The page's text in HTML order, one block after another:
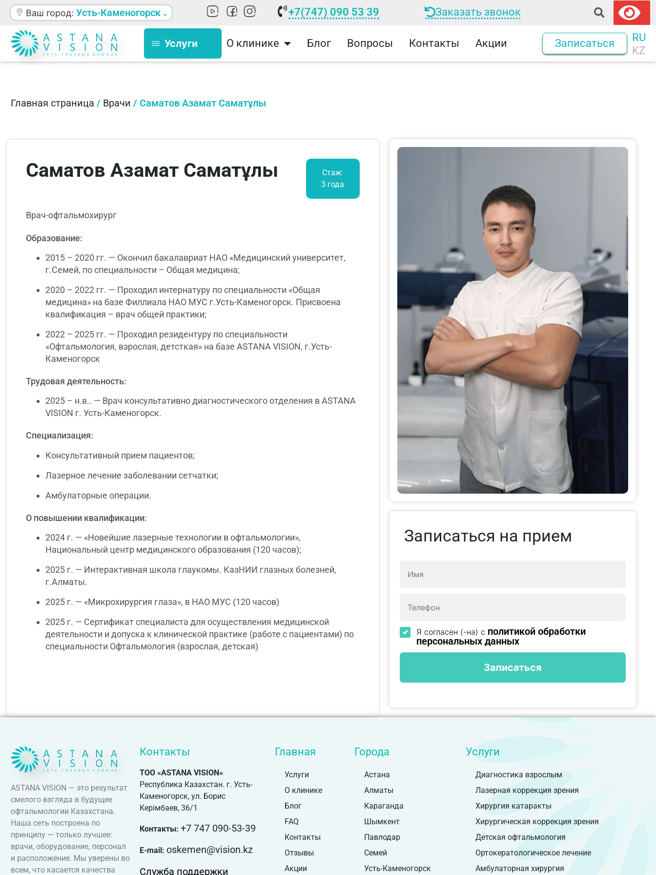
Ваш город: Усть-Каменогорск +7(747) 090 53 39 Заказать звонок
Услуги О клинике Блог Вопросы Контакты Акции Записаться
RU
KZ
Главная страница / Врачи / Саматов Азамат Саматұлы
Саматов Азамат Саматұлы
Стаж:
3 года
Врач-офтальмохирург
Образование:
2015 – 2020 гг. — Окончил бакалавриат НАО «Медицинский университет,
г.Семей, по специальности – Общая медицина;
2020 – 2022 гг. — Проходил интернатуру по специальности «Общая
медицина» на базе Филлиала НАО МУС г.Усть-Каменогорск. Присвоена
квалификация – врач общей практики;
2022 – 2025 гг. — Проходил резидентуру по специальности
«Офтальмология, взрослая, детсткая» на базе ASTANA VISION, г.Усть-
Каменогорск
Трудовая деятельность:
2025 – н.в.. — Врач консультативно диагностического отделения в ASTANA
VISION г. Усть-Каменогорск.
Специализация:
Консультативный прием пациентов;
Лазерное лечение заболевании сетчатки;
Амбулаторные операции.
О повышении квалификации:
2024 г. — «Новейшие лазерные технологии в офтальмологии»,
Национальный центр медицинского образования (120 часов);
2025 г. — Интерактивная школа глаукомы. КазНИИ глазных болезней,
г.Алматы.
2025 г. — «Микрохирургия глаза», в НАО МУС (120 часов)
2025 г. — Сертификат специалиста для осуществления медицинской
деятельности и допуска к клинической практике (работе с пациентами) по
специальности Офтальмология (взрослая, детская)
Записаться на прием
Я согласен (-на) с политикой обработки
персональных данных
ASTANA VISION — это результат
смелого взгляда в будущее
офтальмологии Казахстана.
Наша сеть построена по
принципу — только лучшее:
врачи, оборудование, персонал
и расположение. Мы уверены во
всем, что касается качества
Контакты
ТОО «ASTANA VISION»
Республика Казахстан. г. Усть-
Каменогорск, ул. Борис
Керімбаев, 36/1
Контакты: +7 747 090-53-39
E-mail: oskemen@vision.kz
Служба поддержки
Главная
Услуги
О клинике
Блог
FAQ
Контакты
Отзывы
Акции
Города
Астана
Алматы
Караганда
Шымкент
Павлодар
Семей
Усть-Каменогорск
Услуги
Диагностика взрослым
Лазерная коррекция зрения
Хирургия катаракты
Хирургическая коррекция зрения
Детская офтальмология
Ортокератологическое лечение
Амбулаторная хирургия